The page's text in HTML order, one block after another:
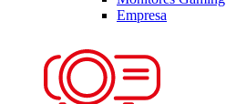
Empresa